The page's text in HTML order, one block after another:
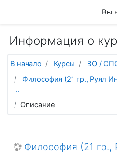
Вы
Информация о
В начало Курсы ВО /
Философия (21 гр., Руял
...
Описание
Философия (21 гр.,